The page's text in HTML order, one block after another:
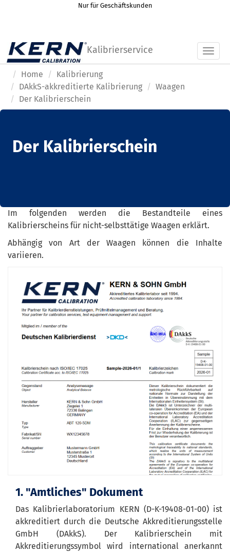
Nur für Geschäftskunden
Kalibrierservice
Home
Kalibrierung
DAkkS-akkreditierte Kalibrierung
Waagen
Der Kalibrierschein
Der Kalibrierschein
Im folgenden werden die Bestandteile eines
Kalibrierscheins für nicht-selbsttätige Waagen erklärt.
Abhängig von Art der Waagen können die Inhalte
variieren.
1. "Amtliches" Dokument
Das Kalibrierlaboratorium KERN (D-K-19408-01-00) ist
akkreditiert durch die Deutsche Akkreditierungsstelle
GmbH (DAkkS). Der Kalibrierschein mit
Akkreditierungssymbol wird international anerkannt